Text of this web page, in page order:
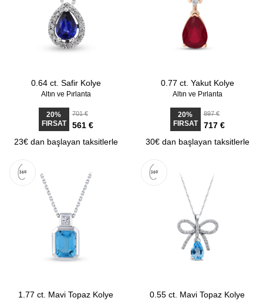
0.64 ct. Safir Kolye
Altın ve Pırlanta
20%
FIRSAT
701 €
561 €
23€ dan başlayan taksitlerle
0.77 ct. Yakut Kolye
Altın ve Pırlanta
20%
FIRSAT
897 €
717 €
30€ dan başlayan taksitlerle
1.77 ct. Mavi Topaz Kolye 0.55 ct. Mavi Topaz Kolye